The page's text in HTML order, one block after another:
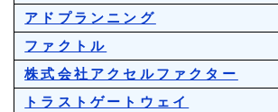
アドプランニング
ファクトル
株式会社アクセルファクター
トラストゲートウェイ